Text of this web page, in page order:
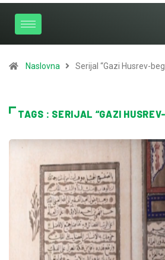
Naslovna Serijal “Gazi Husrev-
TAGS : SERIJAL “GAZI